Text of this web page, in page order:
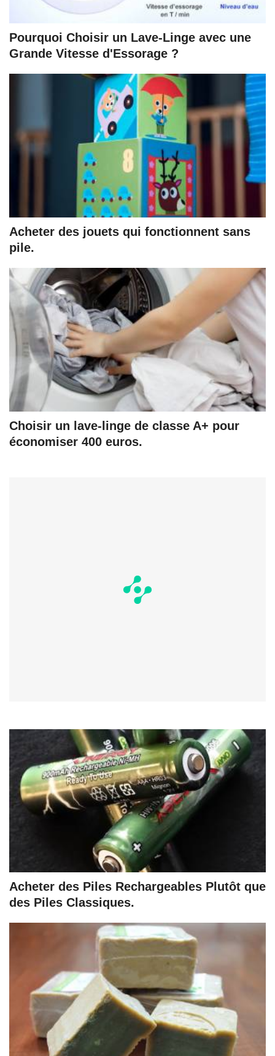
Pourquoi Choisir un Lave-Linge avec une
Grande Vitesse d'Essorage ?
Acheter des jouets qui fonctionnent sans
pile.
Choisir un lave-linge de classe A+ pour
économiser 400 euros.
Acheter des Piles Rechargeables Plutôt que
des Piles Classiques.